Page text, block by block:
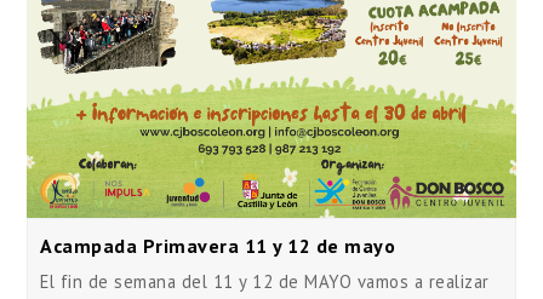
Acampada Primavera 11 y 12 de mayo
El fin de semana del 11 y 12 de MAYO vamos a realizar